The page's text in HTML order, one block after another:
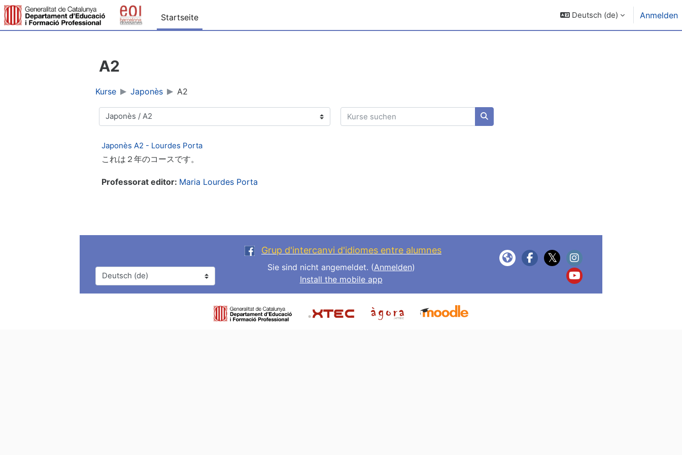
Zum Hauptinhalt
Startseite
Deutsch ‎(de)‎ Anmelden
A2
Kurse Japonès A2
Kursbereiche
Kurse suchen
Kurse suchen
Japonès A2 - Lourdes Porta
これは２年のコースです。
Professorat editor: Maria Lourdes Porta
Sprache
Grup d'intercanvi d'idiomes entre alumnes
Sie sind nicht angemeldet. (Anmelden)
Install the mobile app